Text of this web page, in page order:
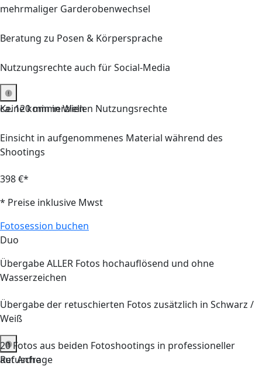
mehrmaliger Garderobenwechsel
Beratung zu Posen & Körpersprache
Nutzungsrechte auch für Social-Media
Keine kommerziellen Nutzungsrechte
ca. 120 min in Wien
Einsicht in aufgenommenes Material während des
Shootings
398 €*
* Preise inklusive Mwst
Fotosession buchen
Duo
Übergabe ALLER Fotos hochauflösend und ohne
Wasserzeichen
Übergabe der retuschierten Fotos zusätzlich in Schwarz /
Weiß
auf Anfrage
20Fotos aus beiden Fotoshootings in professioneller
Retusche